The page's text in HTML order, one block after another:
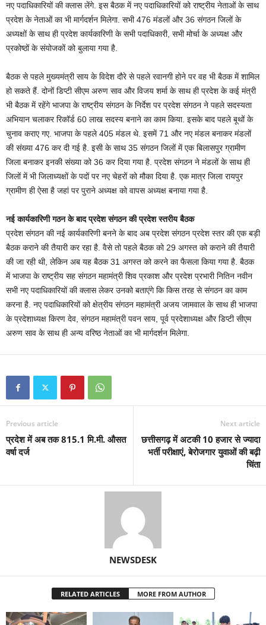
नए पदाधिकारियों की क्लास लेंगे. इस बैठक में नए पदाधिकारियों को राष्ट्रीय नेताओं के साथ
प्रदेश के नेताओं का भी मार्गदर्शन मिलेगा. सभी 476 मंडलों और 36 संगठन जिलों के
अध्यक्षों के साथ ही प्रदेश कार्यकारिणी के सभी पदाधिकारी, सभी मोर्चा के अध्यक्ष और
प्रकोष्ठों के संयोजकों को बुलाया गया है.
बैठक से पहले मुख्यमंत्री साय के विदेश दौरे से पहले रवानगी होने पर वह भी बैठक में शामिल
हो सकते हैं. दोनों डिप्टी सीएम अरुण साव और विजय शर्मा के साथ ही प्रदेश के कई मंत्री
भी बैठक में रहेंगे भाजपा के राष्ट्रीय संगठन के निर्देश पर प्रदेश संगठन ने पहले सदस्यता
अभियान चलाकर रिकॉर्ड 60 लाख सदस्य बनाने का काम किया. इसके बाद पहले बूथों के
चुनाव कराए गए. भाजपा के पहले 405 मंडल थे. इसमें 71 और नए मंडल बनाकर मंडलों
की संख्या 476 कर दी गई है. इसी के साथ 35 संगठन जिलों में एक बिलासपुर ग्रामीण
जिला बनाकर इनकी संख्या को 36 कर दिया गया है. प्रदेश संगठन ने मंडलों के साथ ही
जिलों में भी जिलाध्यक्षों के पदों पर नए चेहरों को मौका दिया है. एक मात्र जिला रायपुर
ग्रामीण ही ऐसा है जहां पर पुराने अध्यक्ष को वापस अध्यक्ष बनाया गया है.
नई कार्यकारिणी गठन के बाद प्रदेश संगठन की प्रदेश स्तरीय बैठक
प्रदेश संगठन की नई कार्यकारिणी बनने के बाद अब प्रदेश संगठन प्रदेश स्तर की एक बड़ी
बैठक कराने की तैयारी कर रहा है. वैसे तो पहले बैठक को 29 अगस्त को कराने की तैयारी
की जा रही थी, लेकिन अब यह बैठक 31 अगस्त को करने का फैसला किया गया है. बैठक
में भाजपा के राष्ट्रीय सह संगठन महामंत्री शिव प्रकाश और प्रदेश प्रभारी नितिन नवीन
सभी नए पदाधिकारियों की क्लास लेकर उनको बताएंगे कि किस तरह से संगठन का काम
करना है. नए पदाधिकारियों को क्षेत्रीय संगठन महामंत्री अजय जामवाल के साथ ही भाजपा
के प्रदेशाध्यक्ष किरण देव, संगठन महामंत्री पवन साय, पूर्व प्रदेशाध्यक्ष और डिप्टी सीएम
अरुण साव के साथ ही अन्य वरिष्ठ नेताओं का भी मार्गदर्शन मिलेगा.
Previous article
प्रदेश में अब तक 815.1 मि.मी. औसत
वर्षा दर्ज
Next article
छत्तीसगढ़ में अटकी 10 हजार से ज्यादा
भर्ती परीक्षाएं, बेरोजगार युवाओं की बढ़ी
चिंता
NEWSDESK
RELATED ARTICLES MORE FROM AUTHOR